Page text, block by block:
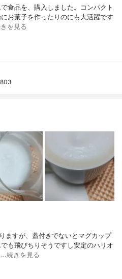
食品を、購入しました。コンパクト
お菓子を作ったりのにも大活躍です
を見る
ますが、蓋付きでないとマグカップ
も飛びちりそうですし安定のハリオ
…続きを見る